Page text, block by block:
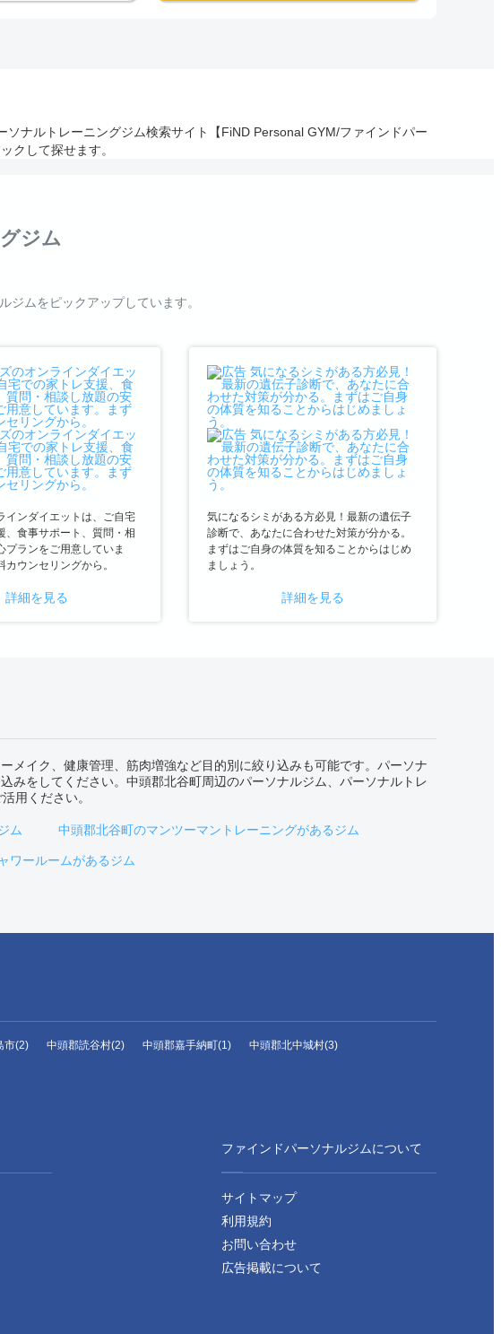
ナルトレーニングジム検索サイト【FiND Personal GYM/ファインドパー
クして探せます。
ジム
ジムをピックアップしています。
インダイエットは、ご自宅
、食事サポート、質問・相
プランをご用意していま
カウンセリングから。
詳細を見る
気になるシミがある方必見！最新の遺伝子
診断で、あなたに合わせた対策が分かる。
まずはご自身の体質を知ることからはじめ
ましょう。
詳細を見る
メイク、健康管理、筋肉増強など目的別に絞り込みも可能です。パーソナ
みをしてください。中頭郡北谷町周辺のパーソナルジム、パーソナルトレ
用ください。
ム 中頭郡北谷町のマンツーマントレーニングがあるジム
ワールームがあるジム
市(2) 中頭郡読谷村(2) 中頭郡嘉手納町(1)
中頭郡北中城村(3)
ファインドパーソナルジムについて
サイトマップ
利用規約
お問い合わせ
広告掲載について